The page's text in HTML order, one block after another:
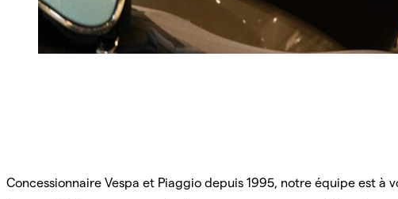
Concessionnaire Vespa et Piaggio depuis 1995, notre équipe est